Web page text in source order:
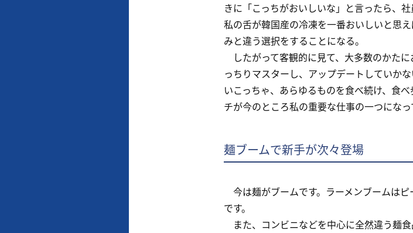
きに「こっちがおいしいな」と言ったら、
私の舌が韓国産の冷凍を一番おいしいと思
みと違う選択をすることになる。
したがって客観的に見て、大多数のかた
っちりマスターし、アップデートしていか
いこっちゃ、あらゆるものを食べ続け、食
チが今のところ私の重要な仕事の一つになっ
麺ブームで新手が次々登場
今は麺がブームです。ラーメンブームは
です。
また、コンビニなどを中心に全然違う麺